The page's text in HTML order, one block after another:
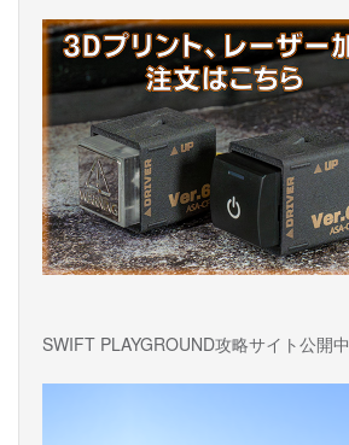
ョ
ン
SWIFT PLAYGROUND攻略サイト公開中